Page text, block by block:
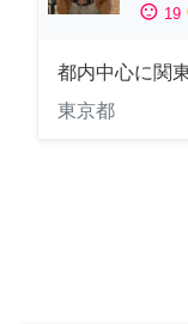
sentiment_satisfied 19
都内中心に関
東京都